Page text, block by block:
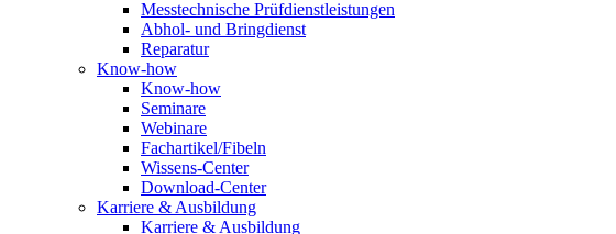
Messtechnische Prüfdienstleistungen
Abhol- und Bringdienst
Reparatur
Know-how
Know-how
Seminare
Webinare
Fachartikel/Fibeln
Wissens-Center
Download-Center
Karriere & Ausbildung
Karriere & Ausbildung